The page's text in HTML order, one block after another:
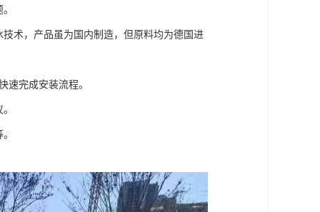
术，产品虽为国内制造，但原料均为德国进
速完成安装流程。